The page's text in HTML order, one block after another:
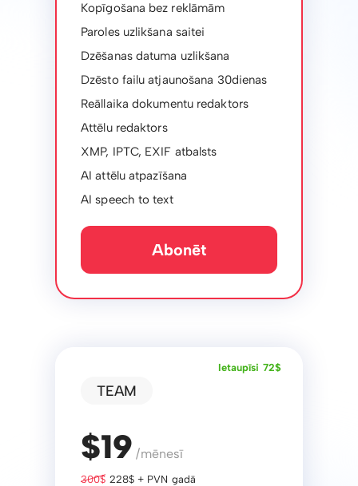
Kopīgošana bez reklāmām
Paroles uzlikšana saitei
Dzēšanas datuma uzlikšana
Dzēsto failu atjaunošana 30dienas
Reāllaika dokumentu redaktors
Attēlu redaktors
XMP, IPTC, EXIF ​​atbalsts
AI attēlu atpazīšana
AI speech to text
Abonēt
Ietaupīsi 72$
TEAM
$19 /mēnesī
300$ 228$ + PVN gadā